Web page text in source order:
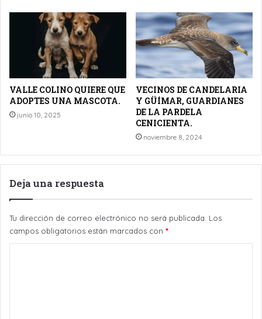
VALLE COLINO QUIERE QUE
ADOPTES UNA MASCOTA.
junio 10, 2025
VECINOS DE CANDELARIA
Y GÜÍMAR, GUARDIANES
DE LA PARDELA
CENICIENTA.
noviembre 8, 2024
Deja una respuesta
Tu dirección de correo electrónico no será publicada. Los
campos obligatorios están marcados con *